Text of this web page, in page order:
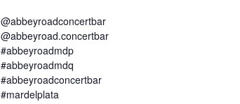
@abbeyroadconcertbar
@abbeyroad.concertbar
#abbeyroadmdp
#abbeyroadmdq
#abbeyroadconcertbar
#mardelplata